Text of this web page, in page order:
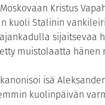
Kristus
kuoli Stalinin
sijaitsevaa
muistolaatta hänen
isä
kuolinpäivän